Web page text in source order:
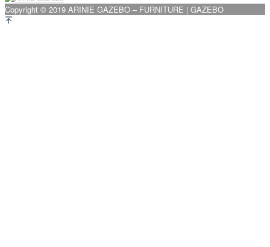
Copyright © 2019 ARINIE GAZEBO – FURNITURE | GAZEBO